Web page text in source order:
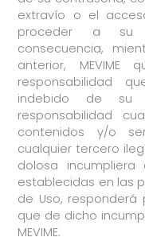
extravío o el
proceder a su
consecuencia,
anterior, MEVIME
responsabilidad
indebido de su
responsabilidad
contenidos y/o
cualquier tercero
dolosa
establecidas en las
de Uso,
que de dicho
MEVIME.